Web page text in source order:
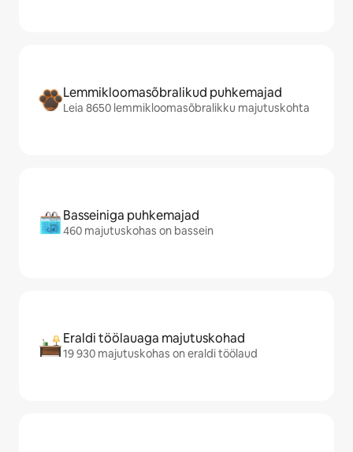
Lemmikloomasõbralikud puhkemajad
Leia 8650 lemmikloomasõbralikku majutuskohta
Basseiniga puhkemajad
460 majutuskohas on bassein
Eraldi töölauaga majutuskohad
19 930 majutuskohas on eraldi töölaud